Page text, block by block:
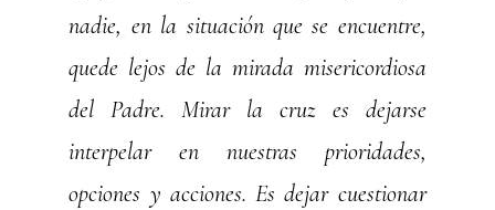
nadie, en la situación que se encuentre,
quede lejos de la mirada misericordiosa
del Padre. Mirar la cruz es dejarse
interpelar en nuestras prioridades,
opciones y acciones. Es dejar cuestionar